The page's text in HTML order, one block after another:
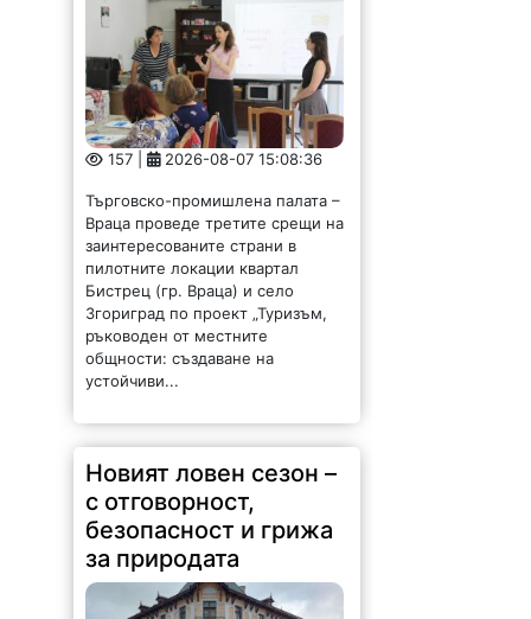
157 | 2026-08-07 15:08:36
Търговско-промишлена палата –
Враца проведе третите срещи на
заинтересованите страни в
пилотните локации квартал
Бистрец (гр. Враца) и село
Згориград по проект „Туризъм,
ръководен от местните
общности: създаване на
устойчиви...
Новият ловен сезон –
с отговорност,
безопасност и грижа
за природата